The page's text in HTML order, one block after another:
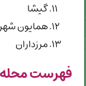
گیشا
همایون
مرزداران
فهرست